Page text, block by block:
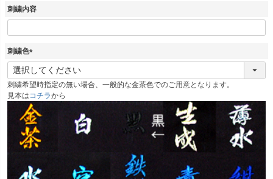
刺繍内容
刺繍色
(
必
須
)
刺繍希望時指定の無い場合、一般的な金茶色でのご用意となります。
見本は コチラから